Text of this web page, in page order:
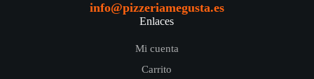
info@pizzeriamegusta.es
Enlaces
Mi cuenta
Carrito